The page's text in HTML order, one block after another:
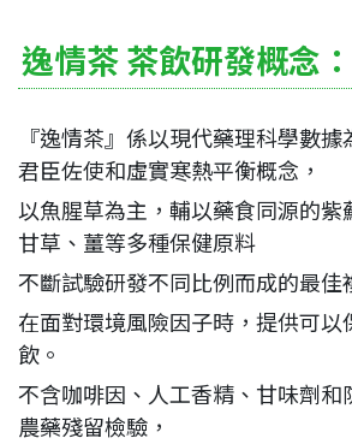
逸情茶 茶飲研發概念：
『逸情茶』係以現代藥理科學數
君臣佐使和虛實寒熱平衡概念，
以魚腥草為主，輔以藥食同源的紫
甘草、薑等多種保健原料
不斷試驗研發不同比例而成的最佳
在面對環境風險因子時，提供可以
飲。
不含咖啡因、人工香精、甘味劑和
農藥殘留檢驗，